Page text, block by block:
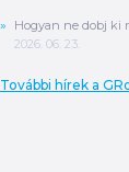
Hogyan ne dobj ki
2026. 06. 23.
További hírek a